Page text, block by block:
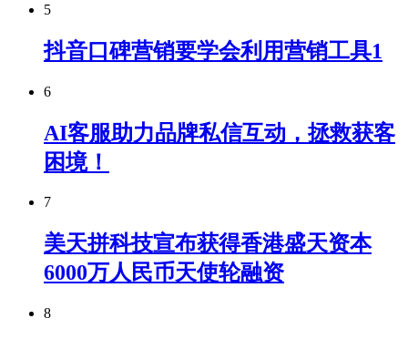
5
抖音口碑营销要学会利用营销工具1
6
AI客服助力品牌私信互动，拯救获客
困境！
7
美天拼科技宣布获得香港盛天资本
6000万人民币天使轮融资
8